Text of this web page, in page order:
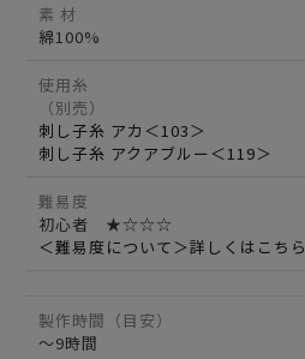
素 材
綿100%
使用糸
（別売）
刺し子糸 アカ＜103＞
刺し子糸 アクアブルー＜119＞
難易度
初心者 ★☆☆☆
＜難易度について＞詳しくはこちら
製作時間（目安）
～9時間